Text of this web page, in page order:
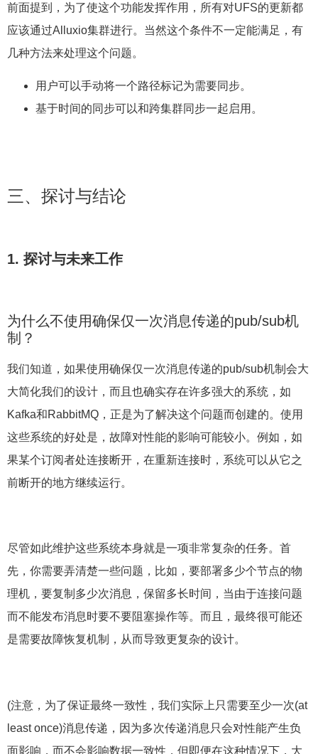
前面提到，为了使这个功能发挥作用，所有对UFS的更新都
应该通过Alluxio集群进行。当然这个条件不一定能满足，有
几种方法来处理这个问题。
用户可以手动将一个路径标记为需要同步。
基于时间的同步可以和跨集群同步一起启用。
三、探讨与结论
1. 探讨与未来工作
为什么不使用确保仅一次消息传递的pub/sub机
制？
我们知道，如果使用确保仅一次消息传递的pub/sub机制会大
大简化我们的设计，而且也确实存在许多强大的系统，如
Kafka和RabbitMQ，正是为了解决这个问题而创建的。使用
这些系统的好处是，故障对性能的影响可能较小。例如，如
果某个订阅者处连接断开，在重新连接时，系统可以从它之
前断开的地方继续运行。
尽管如此维护这些系统本身就是一项非常复杂的任务。首
先，你需要弄清楚一些问题，比如，要部署多少个节点的物
理机，要复制多少次消息，保留多长时间，当由于连接问题
而不能发布消息时要不要阻塞操作等。而且，最终很可能还
是需要故障恢复机制，从而导致更复杂的设计。
(注意，为了保证最终一致性，我们实际上只需要至少一次(at
least once)消息传递，因为多次传递消息只会对性能产生负
面影响，而不会影响数据一致性，但即便在这种情况下，大